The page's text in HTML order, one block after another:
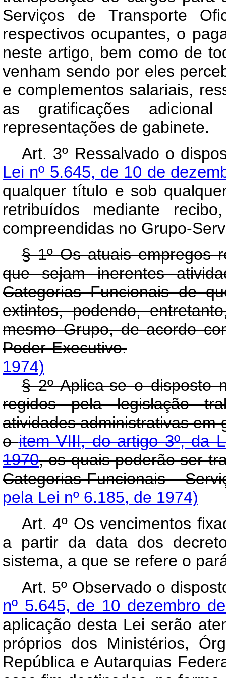
Serviços de Transporte
respectivos ocupantes, o
neste artigo, bem como de
venham sendo por eles
e complementos salariais,
as gratificações
representações de gabinete.
Art. 3º Ressalvado o
Lei nº 5.645, de 10 de
qualquer título e sob
retribuídos mediante
compreendidas no Grupo-
§ 1º Os atuais empregos
que sejam inerentes
Categorias Funcionais de
extintos, podendo,
mesmo Grupo, de acordo
Poder Executivo.
1974)
§ 2º Aplica-se o disposto
regidos pela legislação
atividades administrativas em
oitem VIII, do artigo 3º, da
1970, os quais poderão ser
Categorias Funcionais –
pela Lei nº 6.185, de 1974)
Art. 4º Os vencimentos
a partir da data dos
sistema, a que se refere o
Art. 5º Observado o
nº 5.645, de 10 dezembro
aplicação desta Lei serão
próprios dos Ministérios,
República e Autarquias